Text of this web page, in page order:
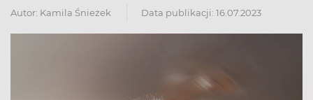
Autor: Kamila Śnieżek Data publikacji: 16.07.2023